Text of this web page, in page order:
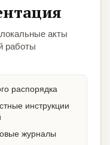
акты
работы
распорядка
инструкции
журналы